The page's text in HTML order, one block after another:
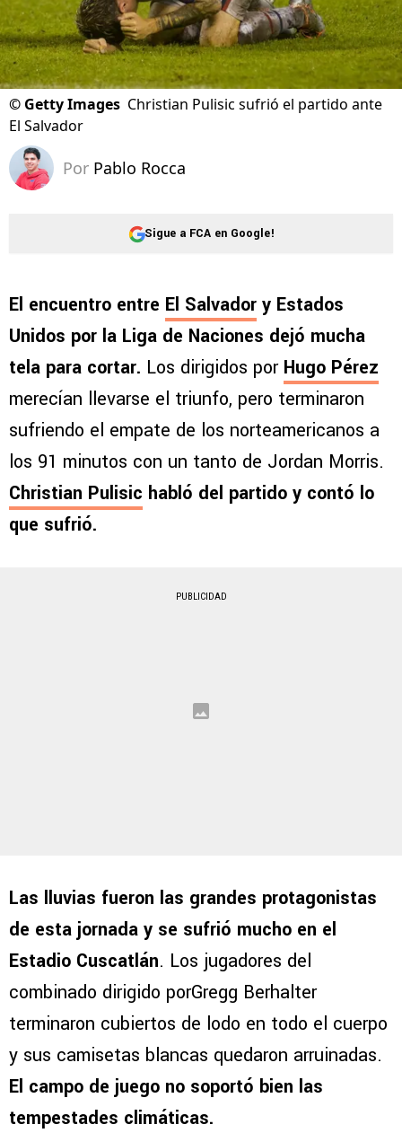
© Getty Images Christian Pulisic sufrió el partido ante
El Salvador
Por Pablo Rocca
Sigue a FCA en Google!
El encuentro entre El Salvador y Estados
Unidos por la Liga de Naciones dejó mucha
tela para cortar. Los dirigidos por Hugo Pérez
merecían llevarse el triunfo, pero terminaron
sufriendo el empate de los norteamericanos a
los 91 minutos con un tanto de Jordan Morris.
Christian Pulisic habló del partido y contó lo
que sufrió.
PUBLICIDAD
Las lluvias fueron las grandes protagonistas
de esta jornada y se sufrió mucho en el
Estadio Cuscatlán. Los jugadores del
combinado dirigido porGregg Berhalter
terminaron cubiertos de lodo en todo el cuerpo
y sus camisetas blancas quedaron arruinadas.
El campo de juego no soportó bien las
tempestades climáticas.